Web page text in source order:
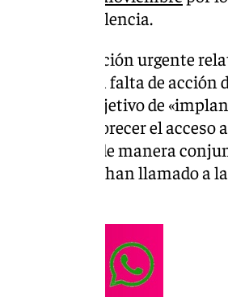
tragedia de Valencia.
una moción urgente
ciudad por la falta de acción
tiene el objetivo de
y favorecer el acceso
se debatirán de manera
además, han llamado a